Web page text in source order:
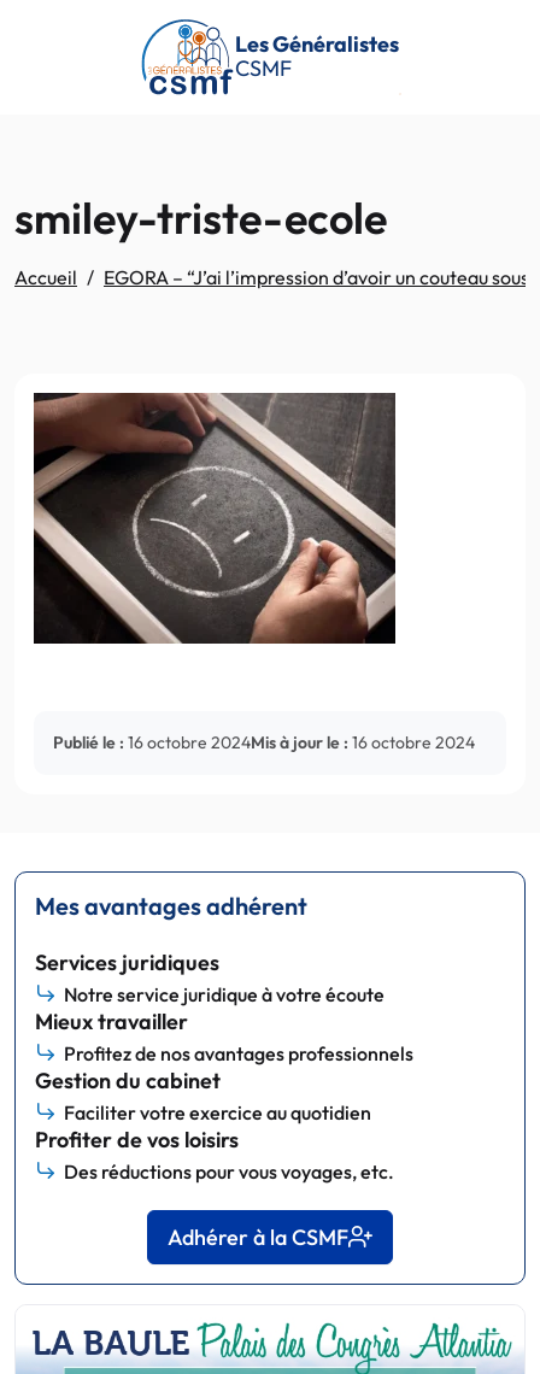
Passer au contenu principal
Les Généralistes
CSMF
smiley-triste-ecole
Accueil EGORA – “J’ai l’impression d’avoir un couteau
Publié le : 16 octobre 2024Mis à jour le : 16 octobre 2024
Mes avantages adhérent
Services juridiques
Notre service juridique à votre écoute
Mieux travailler
Profitez de nos avantages professionnels
Gestion du cabinet
Faciliter votre exercice au quotidien
Profiter de vos loisirs
Des réductions pour vous voyages, etc.
Adhérer à la CSMF